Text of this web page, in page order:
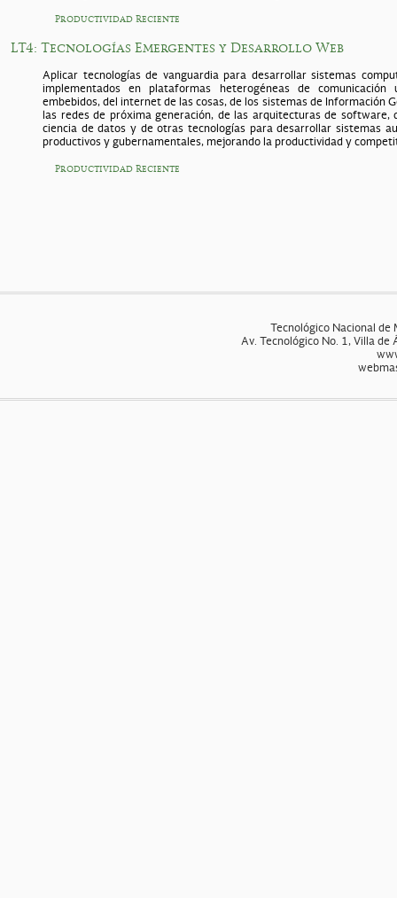
Productividad Reciente
LT4: Tecnologías Emergentes y Desarrollo Web
Aplicar tecnologías de vanguardia para desarrollar sistemas
implementados en plataformas heterogéneas de
embebidos, del internet de las cosas, de los sistemas de Información
las redes de próxima generación, de las arquitecturas de software,
ciencia de datos y de otras tecnologías para desarrollar sistemas
productivos y gubernamentales, mejorando la productividad y
Productividad Reciente
Tecnológico Nacional
Av. Tecnológico No. 1, Villa de